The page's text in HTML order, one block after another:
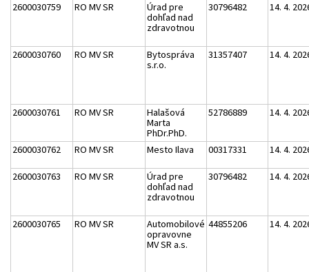
2600030759 RO MV SR
Úrad pre
dohľad nad
zdravotnou
30796482 14. 4.
2600030760 RO MV SR
Bytospráva
s.r.o.
31357407 14. 4.
2600030761 RO MV SR
Halašová
Marta
PhDr.PhD.
52786889 14. 4.
2600030762 RO MV SR Mesto Ilava 00317331 14. 4.
2600030763 RO MV SR
Úrad pre
dohľad nad
zdravotnou
30796482 14. 4.
2600030765 RO MV SR
Automobilové
opravovne
MV SR a.s.
44855206 14. 4.